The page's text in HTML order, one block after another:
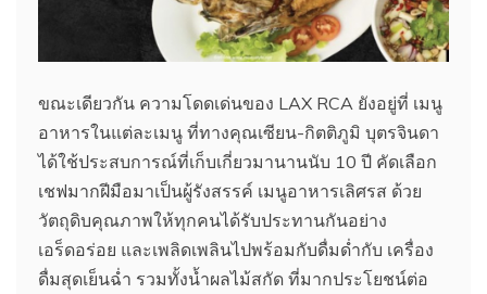
ขณะเดียวกัน ความโดดเด่นของ LAX RCA ยังอยู่ที่ เมนู
อาหารในแต่ละเมนู ที่ทางคุณเซียน-กิตติภูมิ บุตรจินดา
ได้ใช้ประสบการณ์ที่เก็บเกี่ยวมานานนับ 10 ปี คัดเลือก
เชฟมากฝีมือมาเป็นผู้รังสรรค์ เมนูอาหารเลิศรส ด้วย
วัตถุดิบคุณภาพให้ทุกคนได้รับประทานกันอย่าง
เอร็ดอร่อย และเพลิดเพลินไปพร้อมกับดื่มด่ำกับ เครื่อง
ดื่มสุดเย็นฉ่ำ รวมทั้งน้ำผลไม้สกัด ที่มากประโยชน์ต่อ